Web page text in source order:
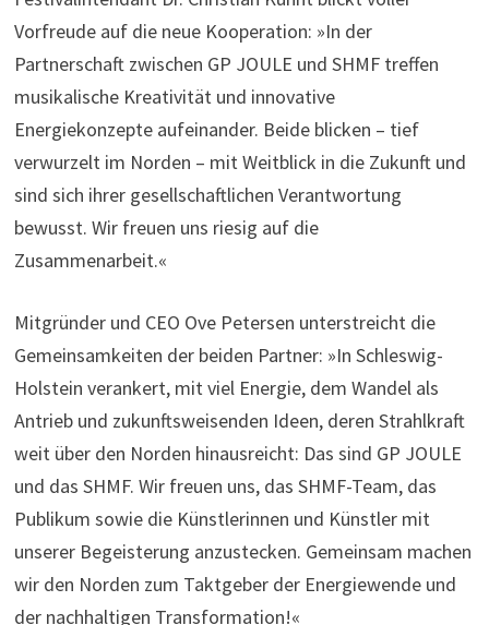
Vorfreude auf die neue Kooperation: »In der
Partnerschaft zwischen GP JOULE und SHMF treffen
musikalische Kreativität und innovative
Energiekonzepte aufeinander. Beide blicken – tief
verwurzelt im Norden – mit Weitblick in die Zukunft und
sind sich ihrer gesellschaftlichen Verantwortung
bewusst. Wir freuen uns riesig auf die
Zusammenarbeit.«
Mitgründer und CEO Ove Petersen unterstreicht die
Gemeinsamkeiten der beiden Partner: »In Schleswig-
Holstein verankert, mit viel Energie, dem Wandel als
Antrieb und zukunftsweisenden Ideen, deren Strahlkraft
weit über den Norden hinausreicht: Das sind GP JOULE
und das SHMF. Wir freuen uns, das SHMF-Team, das
Publikum sowie die Künstlerinnen und Künstler mit
unserer Begeisterung anzustecken. Gemeinsam machen
wir den Norden zum Taktgeber der Energiewende und
der nachhaltigen Transformation!«